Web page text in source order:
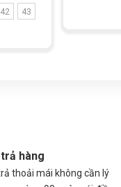
42 43
hàng
thoải mái không cần lý